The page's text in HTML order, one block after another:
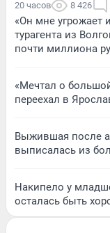
20 часов 8 426
«Он мне угрожает
турагента из
почти миллиона
«Мечтал о
переехал в
Выжившая после
выписалась из
Накипело у
осталась быть